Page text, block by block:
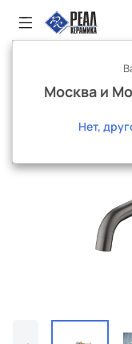
Сантехника и аксессуары
Интернет-магазин
Москва и
Нет,